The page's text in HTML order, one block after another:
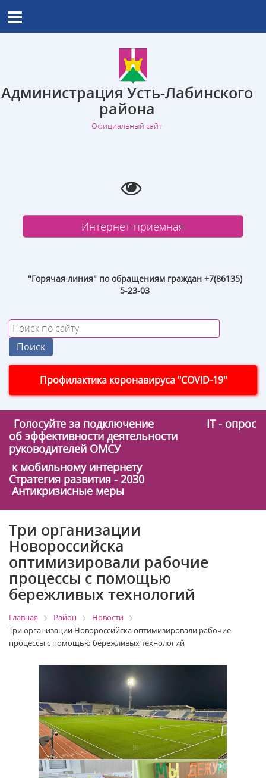
Администрация Усть-Лабинского
района
Официальный сайт
Интернет-приемная
"Горячая линия" по обращениям граждан +7(86135)
5-23-03
Профилактика коронавируса "COVID-19"
Голосуйте за подключение
IT - опрос
об эффективности деятельности
руководителей ОМСУ
к мобильному интернету
Стратегия развития - 2030
Антикризисные меры
Три организации
Новороссийска
оптимизировали рабочие
процессы с помощью
бережливых технологий
Главная Район
Новости
Три организации Новороссийска оптимизировали рабочие
процессы с помощью бережливых технологий